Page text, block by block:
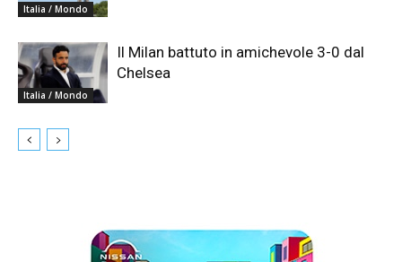
Italia / Mondo
Italia / Mondo
Il Milan battuto in amichevole 3-0 dal
Chelsea